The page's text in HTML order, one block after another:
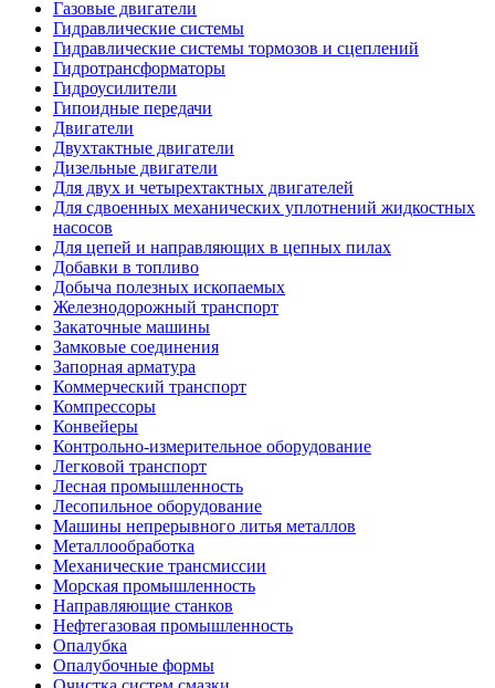
Газовые двигатели
Гидравлические системы
Гидравлические системы тормозов и сцеплений
Гидротрансформаторы
Гидроусилители
Гипоидные передачи
Двигатели
Двухтактные двигатели
Дизельные двигатели
Для двух и четырехтактных двигателей
Для сдвоенных механических уплотнений жидкостных
насосов
Для цепей и направляющих в цепных пилах
Добавки в топливо
Добыча полезных ископаемых
Железнодорожный транспорт
Закаточные машины
Замковые соединения
Запорная арматура
Коммерческий транспорт
Компрессоры
Конвейеры
Контрольно-измерительное оборудование
Легковой транспорт
Лесная промышленность
Лесопильное оборудование
Машины непрерывного литья металлов
Металлообработка
Механические трансмиссии
Морская промышленность
Направляющие станков
Нефтегазовая промышленность
Опалубка
Опалубочные формы